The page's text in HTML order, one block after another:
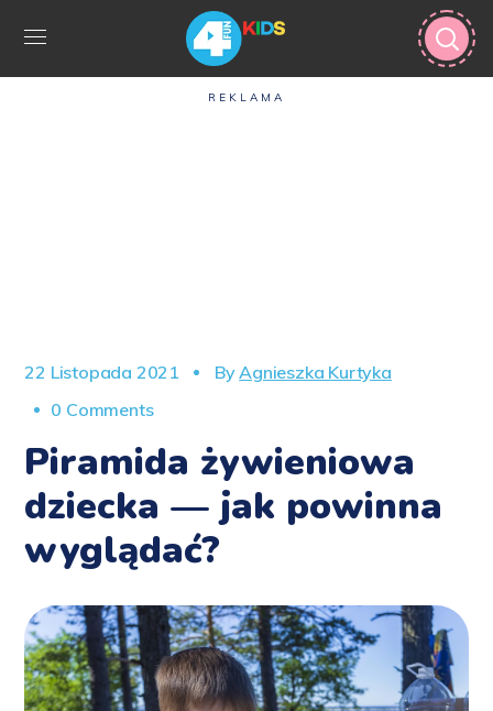
REKLAMA
22 Listopada 2021 ByAgnieszka Kurtyka
0 Comments
Piramida żywieniowa
dziecka — jak powinna
wyglądać?